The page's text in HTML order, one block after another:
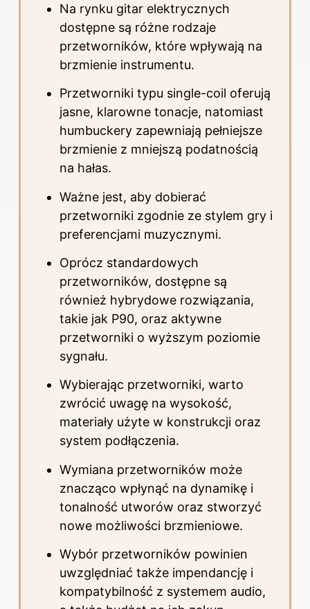
Na rynku gitar elektrycznych
dostępne są różne rodzaje
przetworników, które wpływają na
brzmienie instrumentu.
Przetworniki typu single-coil oferują
jasne, klarowne tonacje, natomiast
humbuckery zapewniają pełniejsze
brzmienie z mniejszą podatnością
na hałas.
Ważne jest, aby dobierać
przetworniki zgodnie ze stylem gry i
preferencjami muzycznymi.
Oprócz standardowych
przetworników, dostępne są
również hybrydowe rozwiązania,
takie jak P90, oraz aktywne
przetworniki o wyższym poziomie
sygnału.
Wybierając przetworniki, warto
zwrócić uwagę na wysokość,
materiały użyte w konstrukcji oraz
system podłączenia.
Wymiana przetworników może
znacząco wpłynąć na dynamikę i
tonalność utworów oraz stworzyć
nowe możliwości brzmieniowe.
Wybór przetworników powinien
uwzględniać także impendancję i
kompatybilność z systemem audio,